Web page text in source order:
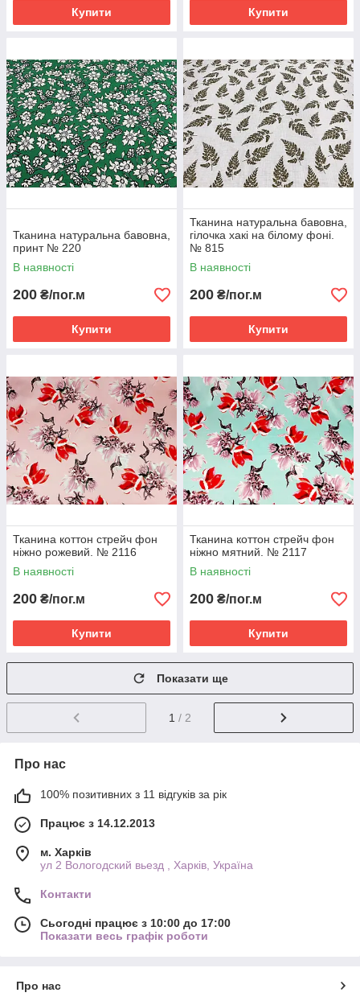
Купити Купити
Тканина натуральна бавовна,
принт № 220
В наявності
200 ₴/пог.м
Купити
Тканина натуральна бавовна,
гілочка хакі на білому фоні.
№ 815
В наявності
200 ₴/пог.м
Купити
Тканина коттон стрейч фон
ніжно рожевий. № 2116
В наявності
200 ₴/пог.м
Купити
Тканина коттон стрейч фон
ніжно мятний. № 2117
В наявності
200 ₴/пог.м
Купити
Показати ще
1 / 2
Про нас
100% позитивних з 11 відгуків за рік
Працює з 14.12.2013
м. Харків
ул 2 Вологодский вьезд , Харків, Україна
Контакти
Сьогодні працює з 10:00 до 17:00
Показати весь графік роботи
Про нас